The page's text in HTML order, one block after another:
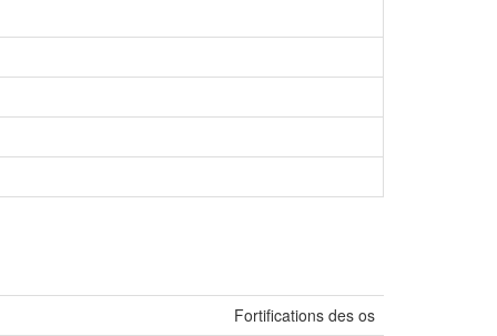
Fortifications des os